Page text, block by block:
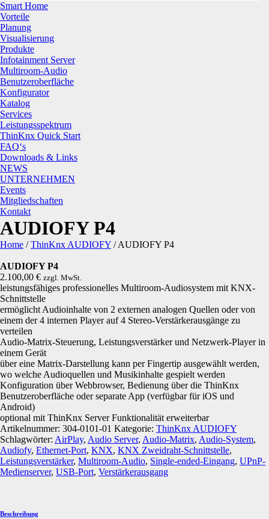
Smart Home
Vorteile
Planung
Visualisierung
Produkte
Infotainment Server
Multiroom-Audio
Benutzeroberfläche
Konfigurator
Katalog
Services
Leistungsspektrum
ThinKnx Quick Start
FAQ‘s
Downloads & Links
NEWS
UNTERNEHMEN
Events
Mitgliedschaften
Kontakt
AUDIOFY P4
Home /ThinKnx AUDIOFY /AUDIOFY P4
AUDIOFY P4
2.100,00 € zzgl. MwSt.
leistungsfähiges professionelles Multiroom-Audiosystem mit KNX-
Schnittstelle
ermöglicht Audioinhalte von 2 externen analogen Quellen oder von
einem der 4 internen Player auf 4 Stereo-Verstärkerausgänge zu
verteilen
Audio-Matrix-Steuerung, Leistungsverstärker und Netzwerk-Player in
einem Gerät
über eine Matrix-Darstellung kann per Fingertip ausgewählt werden,
wo welche Audioquellen und Musikinhalte gespielt werden
Konfiguration über Webbrowser, Bedienung über die ThinKnx
Benutzeroberfläche oder separate App (verfügbar für iOS und
Android)
optional mit ThinKnx Server Funktionalität erweiterbar
Artikelnummer: 304-0101-01 Kategorie: ThinKnx AUDIOFY
Schlagwörter: AirPlay, Audio Server, Audio-Matrix, Audio-System,
Audiofy, Ethernet-Port, KNX, KNX Zweidraht-Schnittstelle,
Leistungsverstärker, Multiroom-Audio, Single-ended-Eingang, UPnP-
Medienserver, USB-Port, Verstärkerausgang
Beschreibung